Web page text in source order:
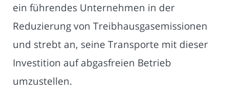
ein führendes Unternehmen in der
Reduzierung von Treibhausgasemissionen
und strebt an, seine Transporte mit dieser
Investition auf abgasfreien Betrieb
umzustellen.